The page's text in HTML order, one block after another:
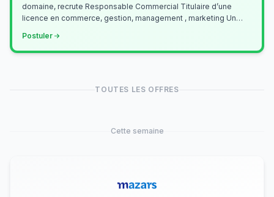
domaine, recrute Responsable Commercial Titulaire d’une
licence en commerce, gestion, management , marketing Un
Postuler
TOUTES LES OFFRES
Cette semaine